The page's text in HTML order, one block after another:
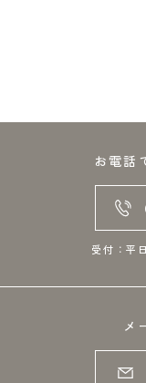
お電話
受付：
メ